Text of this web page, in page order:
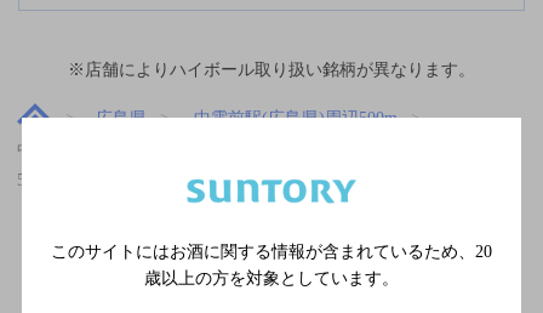
※店舗によりハイボール取り扱い銘柄が異なります。
広島県
中電前駅(広島県)周辺500m
中電前駅(広島県)周辺500m,バー,合コンにおすすめ,3,000円以上～
5,000円未満のお店
関連ページ
このサイトにはお酒に関する情報が含まれているため、 20
歳以上の方を対象としています。